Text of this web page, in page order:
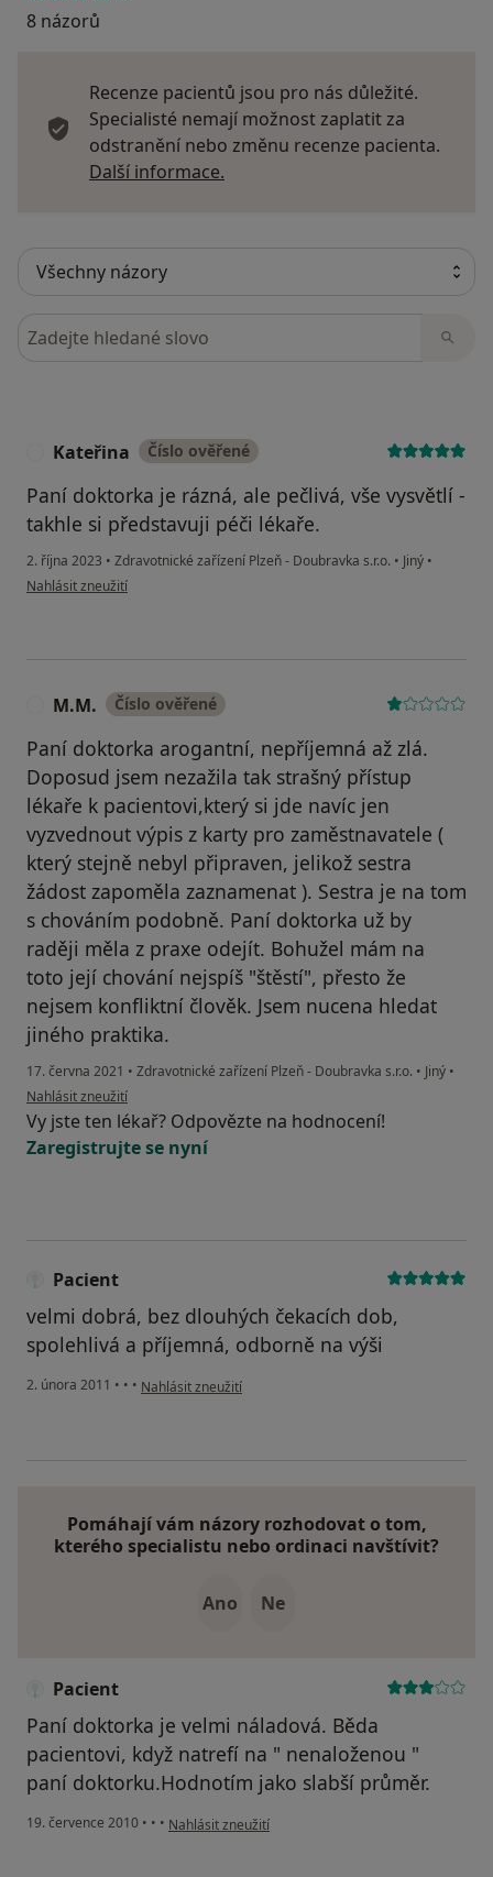
8 názorů
Recenze pacientů jsou pro nás důležité.
Specialisté nemají možnost zaplatit za
odstranění nebo změnu recenze pacienta.
Další informace.
Hledejte v názorech
Kateřina Číslo ověřené
Paní doktorka je rázná, ale pečlivá, vše vysvětlí -
takhle si představuji péči lékaře.
2. října 2023 • Zdravotnické zařízení Plzeň - Doubravka s.r.o. • Jiný •
podle názoru uživatele Kateřina
Nahlásit zneužití
M.M. Číslo ověřené
Paní doktorka arogantní, nepříjemná až zlá.
Doposud jsem nezažila tak strašný přístup
lékaře k pacientovi,který si jde navíc jen
vyzvednout výpis z karty pro zaměstnavatele (
který stejně nebyl připraven, jelikož sestra
žádost zapoměla zaznamenat ). Sestra je na tom
s chováním podobně. Paní doktorka už by
raději měla z praxe odejít. Bohužel mám na
toto její chování nejspíš "štěstí", přesto že
nejsem konfliktní člověk. Jsem nucena hledat
jiného praktika.
17. června 2021 • Zdravotnické zařízení Plzeň - Doubravka s.r.o. • Jiný •
podle názoru uživatele M.M.
Nahlásit zneužití
Vy jste ten lékař? Odpovězte na hodnocení!
Zaregistrujte se nyní
Pacient
velmi dobrá, bez dlouhých čekacích dob,
spolehlivá a příjemná, odborně na výši
2. února 2011 • • • podle názoru uživatele Pacient
Nahlásit zneužití
Pomáhají vám názory rozhodovat o tom,
kterého specialistu nebo ordinaci navštívit?
Ano Ne
Pacient
Paní doktorka je velmi náladová. Běda
pacientovi, když natrefí na " nenaloženou "
paní doktorku.Hodnotím jako slabší průměr.
19. července 2010 • • • podle názoru uživatele Pacient
Nahlásit zneužití